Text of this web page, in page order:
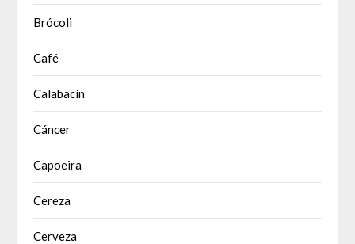
Brócoli
Café
Calabacín
Cáncer
Capoeira
Cereza
Cerveza